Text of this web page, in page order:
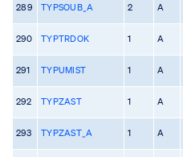
289 TYPSOUB_A 2 A
290 TYPTRDOK 1 A
291 TYPUMIST 1 A
292 TYPZAST 1 A
293 TYPZAST_A 1 A